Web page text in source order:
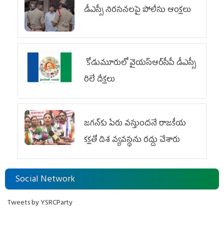
డీఎస్సీ నిరసనలపై పోలీసు ఆంక్షలు
కోడుమూరులో వైయ‌స్ఆర్‌సీపీ డీఎస్సీ
రిలే దీక్షలు
జగన్‌కు పేరు వస్తుందనే రాజకీయ
కక్షతో దిశ వ్య‌వ‌స్థ‌ను రద్దు చేశారు
Social Network
Tweets by YSRCParty